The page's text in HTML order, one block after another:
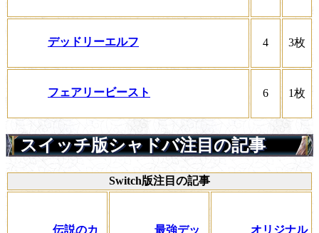
デッドリーエルフ 4 3枚
フェアリービースト 6 1枚
スイッチ版シャドバ注目の記事
Switch版注目の記事
伝説のカ
最強デッ
オリジナル